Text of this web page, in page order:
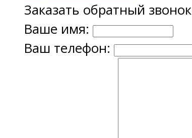
Заказать обратный звонок
Ваше имя:
Ваш телефон: